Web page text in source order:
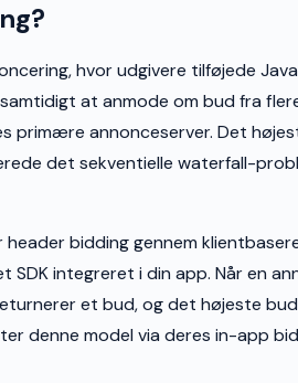
hvor udgivere tilføjede
at anmode om bud fra
primære annonceserver. Det
det sekventielle waterfall-
bidding gennem
integreret i din app. Når en
et bud, og det højeste
denne model via deres in-app